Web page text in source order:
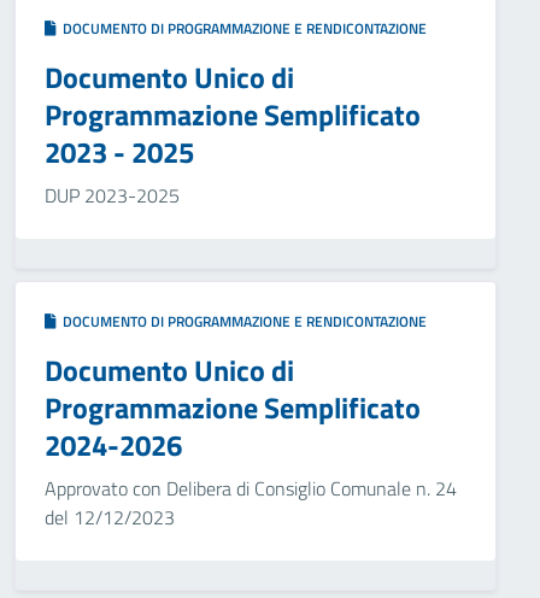
DOCUMENTO DI PROGRAMMAZIONE E RENDICONTAZIONE
Documento Unico di
Programmazione Semplificato
2023 - 2025
DUP 2023-2025
DOCUMENTO DI PROGRAMMAZIONE E RENDICONTAZIONE
Documento Unico di
Programmazione Semplificato
2024-2026
Approvato con Delibera di Consiglio Comunale n. 24
del 12/12/2023